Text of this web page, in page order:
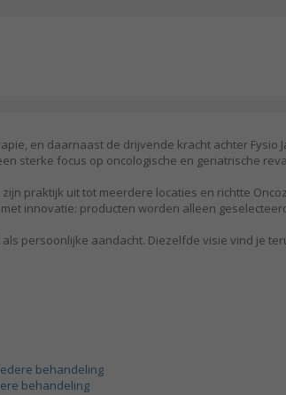
en daarnaast de drijvende kracht achter Fysio
sterke focus op oncologische en geriatrische
praktijk uit tot meerdere locaties en richtte
innovatie: producten worden alleen
persoonlijke aandacht. Diezelfde visie vind je
behandeling